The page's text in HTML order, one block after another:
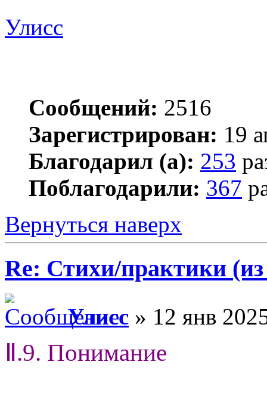
Улисс
Сообщений: 2516
Зарегистрирован: 19
Благодарил (а): 253
Поблагодарили: 367
Вернуться наверх
Re: Стихи/практики
Улисс » 12 янв
Ⅱ.9. Понимание